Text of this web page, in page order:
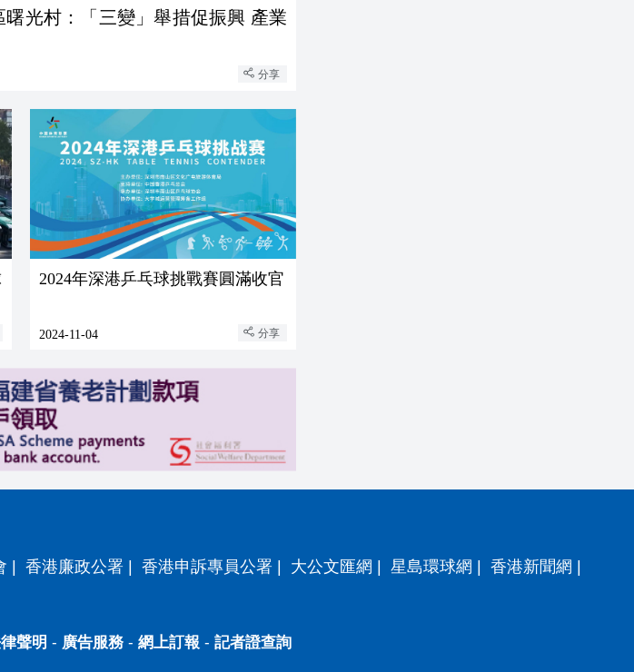
曙光村：「三變」舉措促振興 產業
分享
2024年深港乒乓球挑戰賽圓滿收官
2024-11-04 分享
| 香港廉政公署 | 香港申訴專員公署 | 大公文匯網 | 星島環球網 | 香港新聞網 |
聲明 - 廣告服務- 網上訂報 - 記者證查詢